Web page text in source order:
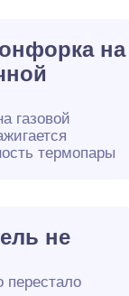
на
газовой
термопары
не
перестало